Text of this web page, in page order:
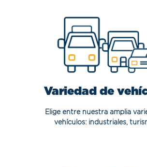
Variedad de
Elige entre nuestra amplia
vehículos: industriales,